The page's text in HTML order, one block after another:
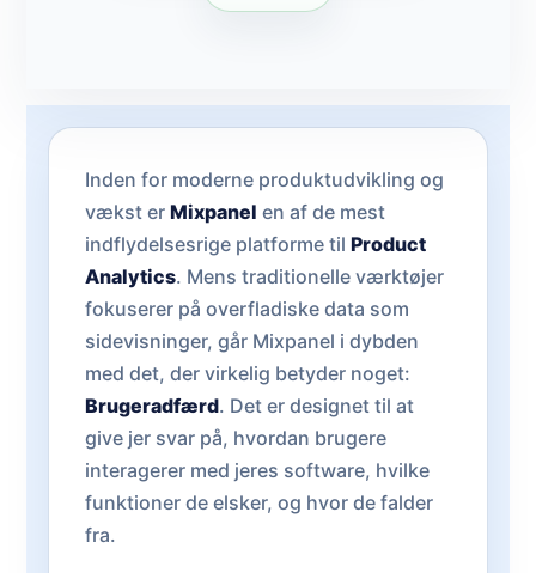
Inden for moderne produktudvikling og
vækst er Mixpanel en af de mest
indflydelsesrige platforme til Product
Analytics. Mens traditionelle værktøjer
fokuserer på overfladiske data som
sidevisninger, går Mixpanel i dybden
med det, der virkelig betyder noget:
Brugeradfærd. Det er designet til at
give jer svar på, hvordan brugere
interagerer med jeres software, hvilke
funktioner de elsker, og hvor de falder
fra.